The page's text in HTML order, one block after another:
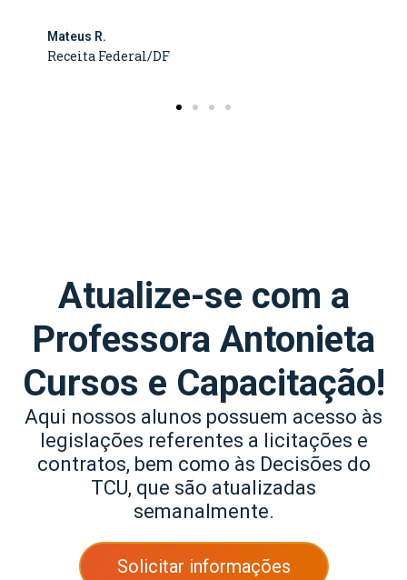
Atualize-se com a
Professora Antonieta
Cursos e Capacitação!
Aqui nossos alunos possuem acesso às
legislações referentes a licitações e
contratos, bem como às Decisões do
TCU, que são atualizadas
semanalmente.
Solicitar informações